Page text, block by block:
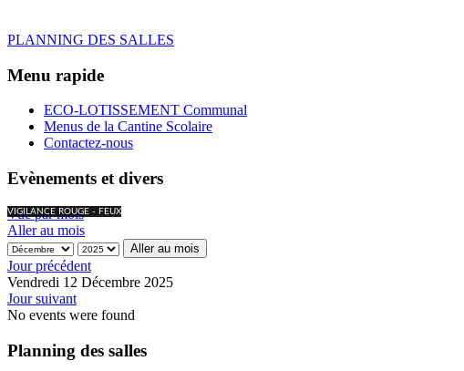
PLANNING DES SALLES
Menu rapide
ECO-LOTISSEMENT Communal
Menus de la Cantine Scolaire
Contactez-nous
Evènements et divers
VIGILANCE ROUGE - FEUX
Vue par mois
Aller au mois
Aller au mois
Jour précédent
Vendredi 12 Décembre 2025
Jour suivant
No events were found
Planning des salles